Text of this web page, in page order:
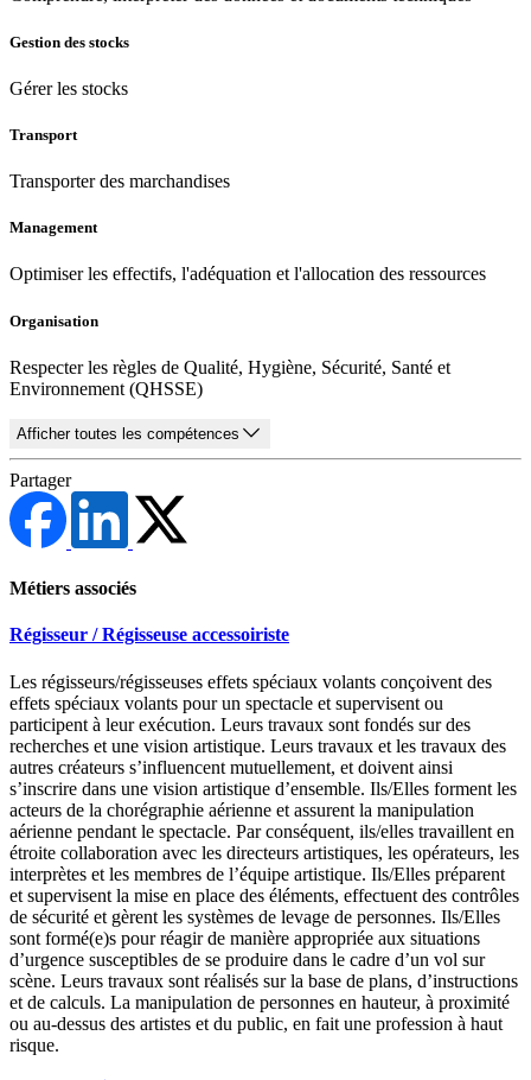
Gestion des stocks
Gérer les stocks
Transport
Transporter des marchandises
Management
Optimiser les effectifs, l'adéquation et l'allocation des ressources
Organisation
Respecter les règles de Qualité, Hygiène, Sécurité, Santé et
Environnement (QHSSE)
Afficher toutes les compétences
Partager
Métiers associés
Régisseur / Régisseuse accessoiriste
Les régisseurs/régisseuses effets spéciaux volants conçoivent des
effets spéciaux volants pour un spectacle et supervisent ou
participent à leur exécution. Leurs travaux sont fondés sur des
recherches et une vision artistique. Leurs travaux et les travaux des
autres créateurs s’influencent mutuellement, et doivent ainsi
s’inscrire dans une vision artistique d’ensemble. Ils/Elles forment les
acteurs de la chorégraphie aérienne et assurent la manipulation
aérienne pendant le spectacle. Par conséquent, ils/elles travaillent en
étroite collaboration avec les directeurs artistiques, les opérateurs, les
interprètes et les membres de l’équipe artistique. Ils/Elles préparent
et supervisent la mise en place des éléments, effectuent des contrôles
de sécurité et gèrent les systèmes de levage de personnes. Ils/Elles
sont formé(e)s pour réagir de manière appropriée aux situations
d’urgence susceptibles de se produire dans le cadre d’un vol sur
scène. Leurs travaux sont réalisés sur la base de plans, d’instructions
et de calculs. La manipulation de personnes en hauteur, à proximité
ou au-dessus des artistes et du public, en fait une profession à haut
risque.